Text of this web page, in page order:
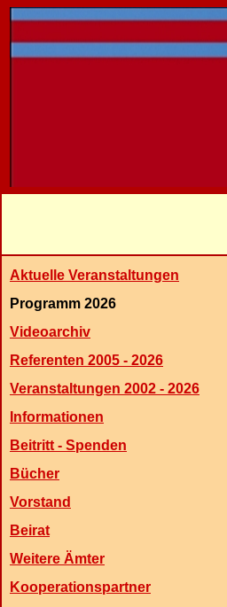
Aktuelle Veranstaltungen
Programm 2026
Videoarchiv
Referenten 2005 - 2026
Veranstaltungen 2002 - 2026
Informationen
Beitritt - Spenden
Bücher
Vorstand
Beirat
Weitere Ämter
Kooperationspartner